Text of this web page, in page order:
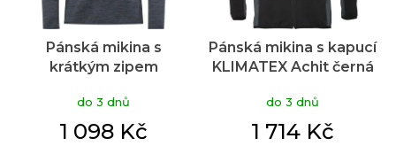
Pánská mikina s
krátkým zipem
do 3 dnů
1 098 Kč
Pánská mikina s kapucí
KLIMATEX Achit černá
do 3 dnů
1 714 Kč